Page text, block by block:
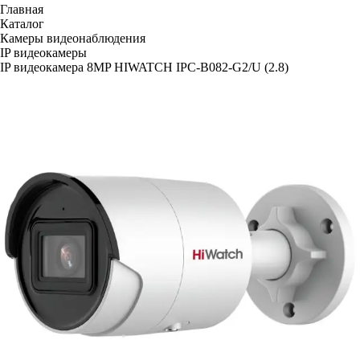
Главная
Каталог
Камеры видеонаблюдения
IP видеокамеры
IP видеокамера 8MP HIWATCH IPC-B082-G2/U (2.8)